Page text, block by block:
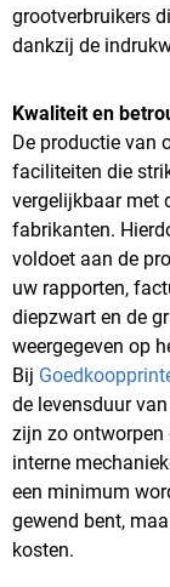
grootverbruikers
dankzij de
Kwaliteit en
De productie van
faciliteiten die
vergelijkbaar met
fabrikanten.
voldoet aan de
uw rapporten,
diepzwart en de
weergegeven op
Bij
de levensduur
zijn zo ontworpen
interne
een minimum
gewend bent,
kosten.